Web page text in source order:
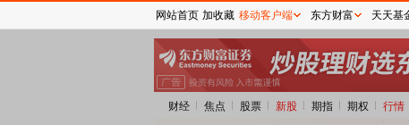
财经 焦点 股票 新股 期指 期权 行情
网站首页 加收藏 移动客户端 东方财富 天天基